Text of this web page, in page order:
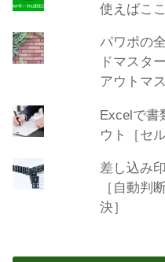
使えばこ
パワポの
ドマスタ
アウトマ
Excelで書
ウト［セ
差し込み
［自動判
決］